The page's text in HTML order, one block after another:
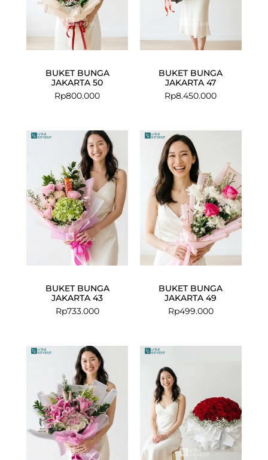
BUKET BUNGA
JAKARTA 50
Rp800.000
BUKET BUNGA
JAKARTA 47
Rp8.450.000
BUKET BUNGA
JAKARTA 43
Rp733.000
BUKET BUNGA
JAKARTA 49
Rp499.000